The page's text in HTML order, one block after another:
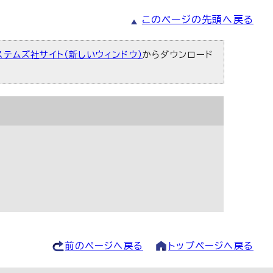
このページの先頭へ戻る
ムズ社サイト（新しいウィンドウ）からダウンロード
前のページへ戻る トップページへ戻る